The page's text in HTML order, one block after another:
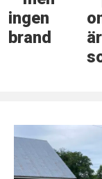
ingen
brand